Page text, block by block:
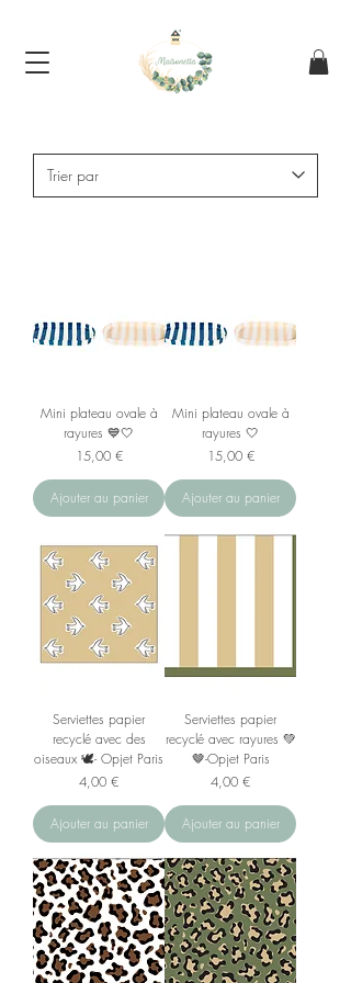
Mini plateau ovale à
rayures 💙🤍
Prix
15,00 €
Ajouter au panier
Mini plateau ovale à
rayures 🤍
Prix
15,00 €
Ajouter au panier
Serviettes papier
recyclé avec des
oiseaux 🕊️- Opjet Paris
Prix
4,00 €
Ajouter au panier
Serviettes papier
recyclé avec rayures 💚
🤎-Opjet Paris
Prix
4,00 €
Ajouter au panier